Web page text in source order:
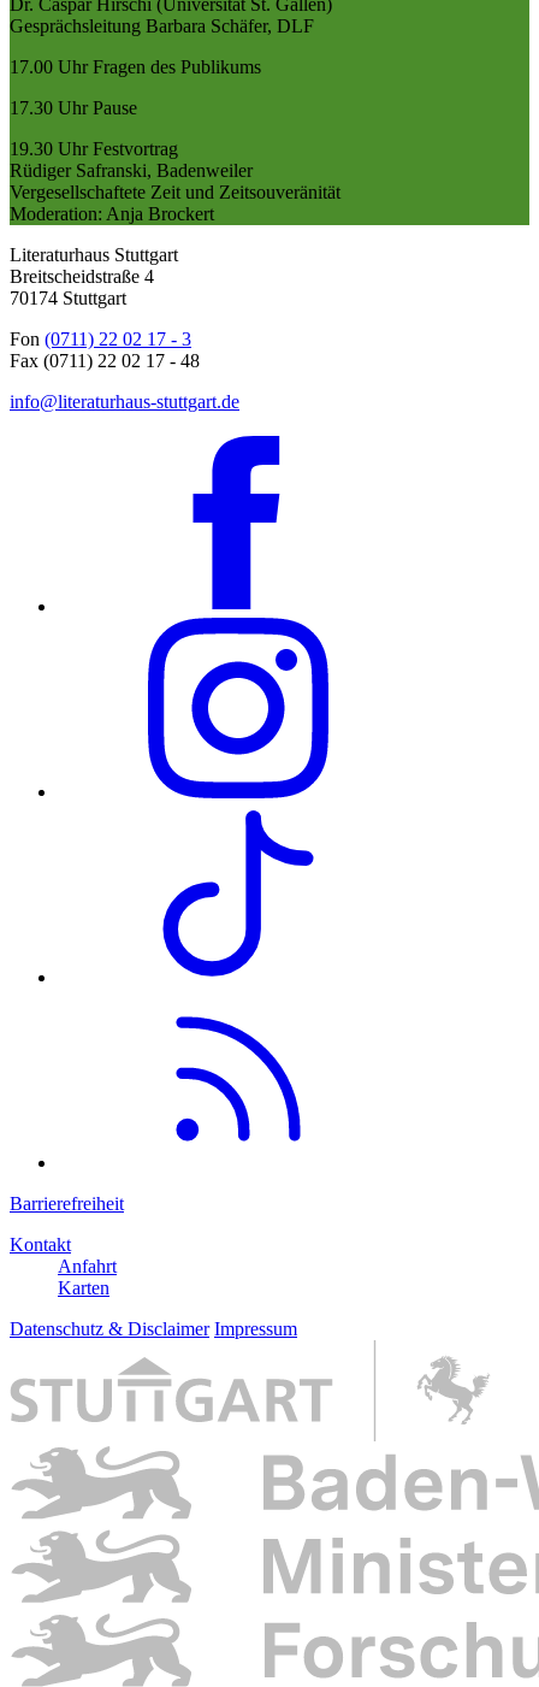
Gesprächsleitung Barbara Schäfer, DLF
17.00 Uhr Fragen des Publikums
17.30 Uhr Pause
19.30 Uhr Festvortrag
Rüdiger Safranski, Badenweiler
Vergesellschaftete Zeit und Zeitsouveränität
Moderation: Anja Brockert
Literaturhaus Stuttgart
Breitscheidstraße 4
70174 Stuttgart
Fon (0711) 22 02 17 - 3
Fax (0711) 22 02 17 - 48
info@literaturhaus-stuttgart.de
Barrierefreiheit
Kontakt
Anfahrt
Karten
Datenschutz & Disclaimer Impressum